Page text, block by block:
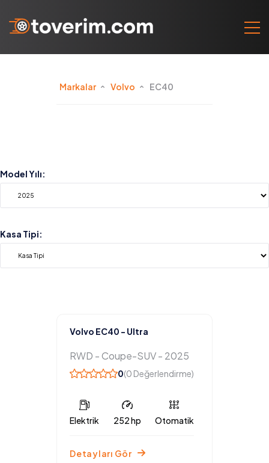
Markalar Volvo EC40
Model Yılı:
Kasa Tipi:
Volvo EC40 - Ultra
RWD - Coupe-SUV - 2025
0(0 Değerlendirme)
Elektrik 252 hp Otomatik
Detayları Gör